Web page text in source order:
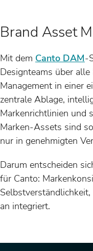
Brand Asset
Mit dem Canto DAM-
Designteams über
Management in einer
zentrale Ablage,
Markenrichtlinien und
Marken-Assets sind
nur in genehmigten
Darum entscheiden
für Canto:
an integriert.